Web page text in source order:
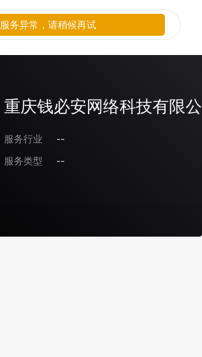
重庆钱必安网络科技有限
服务行业
--
服务类型
--
服务异常，请稍候再试